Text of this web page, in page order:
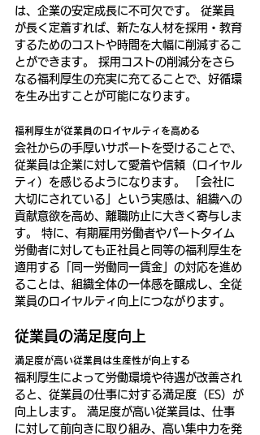
は、企業の安定成長に不可欠です。 従業員
が長く定着すれば、新たな人材を採用・教育
するためのコストや時間を大幅に削減するこ
とができます。 採用コストの削減分をさら
なる福利厚生の充実に充てることで、好循環
を生み出すことが可能になります。
福利厚生が従業員のロイヤルティを高める
会社からの手厚いサポートを受けることで、
従業員は企業に対して愛着や信頼（ロイヤル
ティ）を感じるようになります。 「会社に
大切にされている」という実感は、組織への
貢献意欲を高め、離職防止に大きく寄与しま
す。 特に、有期雇用労働者やパートタイム
労働者に対しても正社員と同等の福利厚生を
適用する「同一労働同一賃金」の対応を進め
ることは、組織全体の一体感を醸成し、全従
業員のロイヤルティ向上につながります。
従業員の満足度向上
満足度が高い従業員は生産性が向上する
福利厚生によって労働環境や待遇が改善され
ると、従業員の仕事に対する満足度（ES）が
向上します。 満足度が高い従業員は、仕事
に対して前向きに取り組み、高い集中力を発